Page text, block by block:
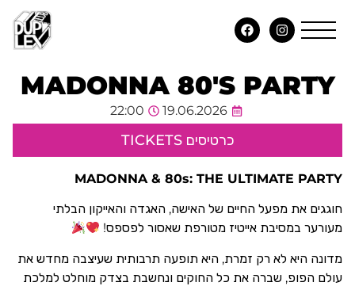
MADONNA 80'S PARTY
19.06.2026
22:00
כרטיסים TICKETS
MADONNA & 80s: THE ULTIMATE PARTY
חוגגים את מפעל החיים של האישה, האגדה והאייקון הבלתי
מעורער במסיבת אייטיז מטורפת שאסור לפספס!
מדונה היא לא רק זמרת, היא תופעה תרבותית שעיצבה מחדש את
עולם הפופ, שברה את כל החוקים ונחשבת בצדק מוחלט למלכת